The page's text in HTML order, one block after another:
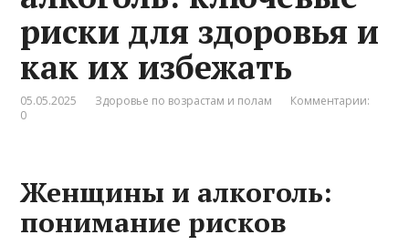
риски для здоровья и
как их избежать
05.05.2025 Здоровье по возрастам и полам
Комментарии:
0
Женщины и алкоголь:
понимание рисков